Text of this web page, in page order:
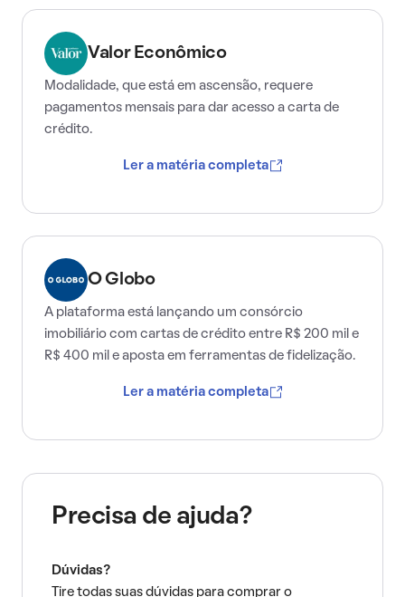
Valor Econômico
Modalidade, que está em ascensão, requere
pagamentos mensais para dar acesso a carta de
crédito.
Ler a matéria completa
O Globo
A plataforma está lançando um consórcio
imobiliário com cartas de crédito entre R$ 200 mil e
R$ 400 mil e aposta em ferramentas de fidelização.
Ler a matéria completa
Precisa de ajuda?
Dúvidas?
Tire todas suas dúvidas para comprar o